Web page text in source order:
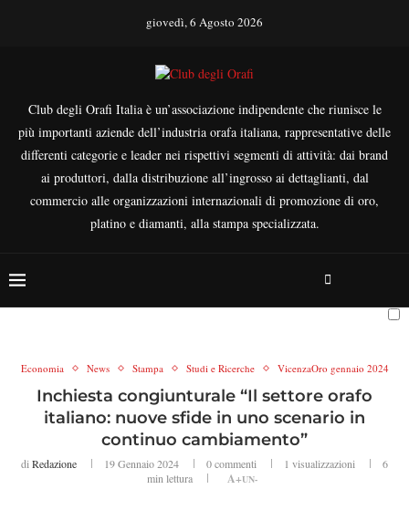
giovedì, 6 Agosto 2026
Club degli Orafi Italia è un’associazione indipendente che riunisce le
più importanti aziende dell’industria orafa italiana, rappresentative delle
differenti categorie e leader nei rispettivi segmenti di attività: dai brand
ai produttori, dalla distribuzione all’ingrosso ai dettaglianti, dal
commercio alle organizzazioni internazionali di promozione di oro,
platino e diamanti, alla stampa specializzata.
Economia News Stampa Studi e Ricerche VicenzaOro gennaio 2024
Inchiesta congiunturale “Il settore orafo
italiano: nuove sfide in uno scenario in
continuo cambiamento”
di Redazione 19 Gennaio 2024 0 commenti 1 visualizzazioni
6
min lettura
A+UN-